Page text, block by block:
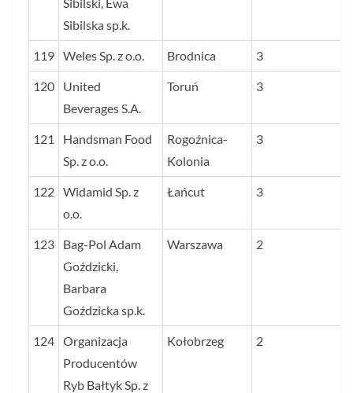
Sibilska sp.k.
119 Weles Sp. z o.o. Brodnica 3
120
United
Beverages S.A.
Toruń 3
121
Handsman Food
Sp. z o.o.
Rogoźnica-
Kolonia
3
122 Widamid Sp. z
o.o.
Łańcut 3
123
Bag-Pol Adam
Goździcki,
Barbara
Goździcka sp.k.
Warszawa 2
124 Organizacja
Producentów
Ryb Bałtyk Sp. z
Kołobrzeg 2